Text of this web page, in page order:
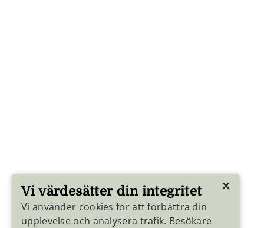
×
Vi värdesätter din integritet
Vi använder cookies för att förbättra din
upplevelse och analysera trafik. Besökare